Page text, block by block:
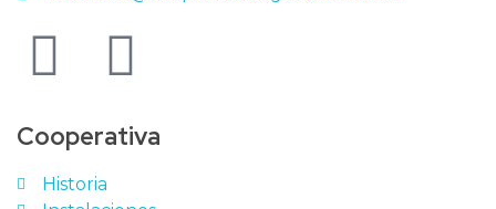
Cooperativa
Historia